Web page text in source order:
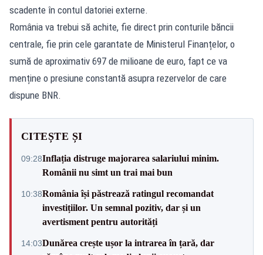
scadente în contul datoriei externe.
România va trebui să achite, fie direct prin conturile băncii
centrale, fie prin cele garantate de Ministerul Finanțelor, o
sumă de aproximativ 697 de milioane de euro, fapt ce va
menține o presiune constantă asupra rezervelor de care
dispune BNR.
CITEȘTE ȘI
09:28Inflația distruge majorarea salariului minim.
Românii nu simt un trai mai bun
10:38România își păstrează ratingul recomandat
investițiilor. Un semnal pozitiv, dar și un
avertisment pentru autorități
14:03Dunărea crește ușor la intrarea în țară, dar